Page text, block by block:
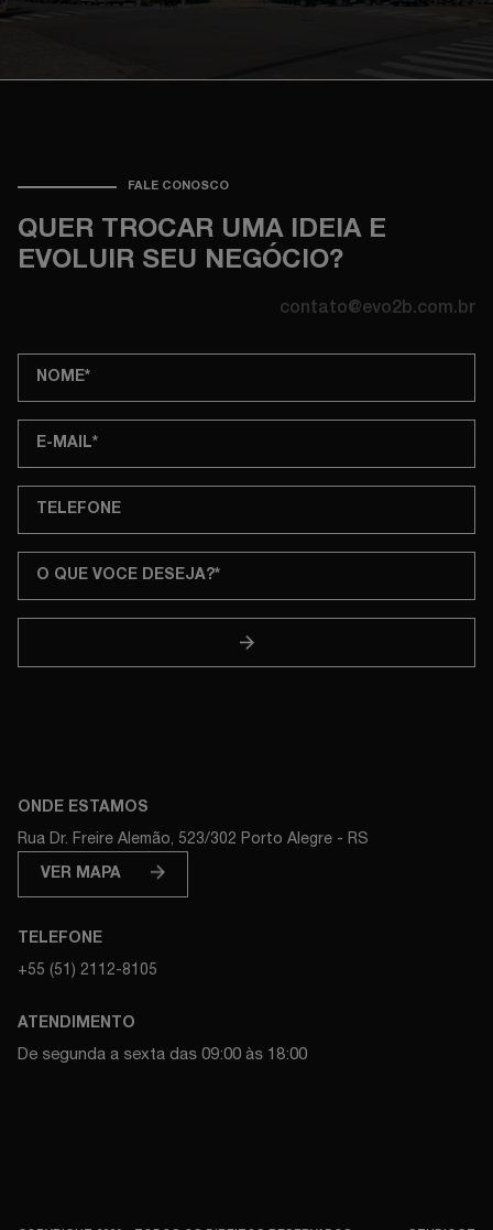
FALE CONOSCO
QUER TROCAR UMA IDEIA E
EVOLUIR SEU NEGÓCIO?
contato@evo2b.com.br
ONDE ESTAMOS
Rua Dr. Freire Alemão, 523/302 Porto Alegre - RS
VER MAPA
TELEFONE
+55 (51) 2112-8105
ATENDIMENTO
De segunda a sexta das 09:00 às 18:00